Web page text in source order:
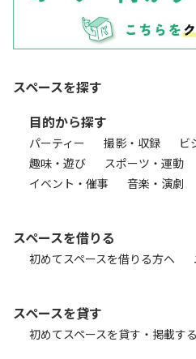
スペースを探す
目的から探す
パーティー 撮影・収録 ビ
趣味・遊び
スポーツ・運動
イベント・催事
音楽・演劇
スペースを借りる
初めてスペースを借りる方へ
スペースを貸す
初めてスペースを貸す・掲載す